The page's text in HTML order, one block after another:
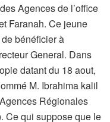
Agences de l’office
Faranah. Ce jeune
bénéficier à
General. Dans
datant du 18 aout,
M. Ibrahima kalil
Régionales
Ce qui suppose que le